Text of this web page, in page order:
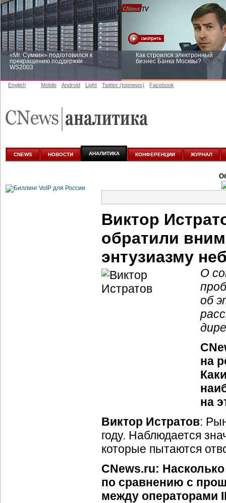
«Mr. Сумкин» подготовился к
прекращению поддержки
WS2003
Как строился электронный
бизнес Банка Москвы?
аналитике
English Mobile Android Light Twitter (topnews) Facebook
CNEWS НОВОСТИ АНАЛИТИКА КОНФЕРЕНЦИИ ЖУРНАЛ
Виктор
обратили
энтузиазму
О
об
на
на
Виктор Истратов:
году. Наблюдается
которые пытаются
CNews.ru:
по сравнению с
между операторами